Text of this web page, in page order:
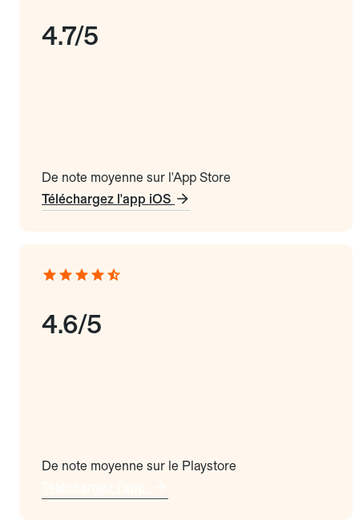
4.7/5
De note moyenne sur l'App Store
Téléchargez l'app iOS
4.6/5
De note moyenne sur le Playstore